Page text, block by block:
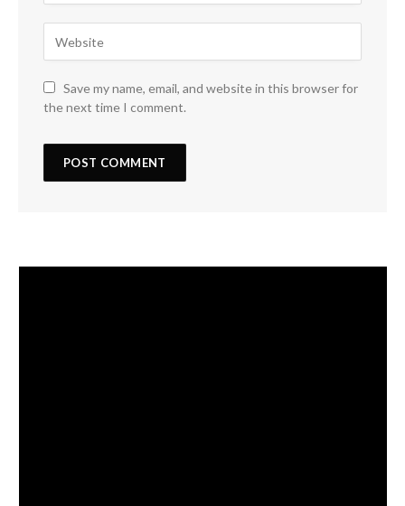
Save my name, email, and website in this browser for
the next time I comment.